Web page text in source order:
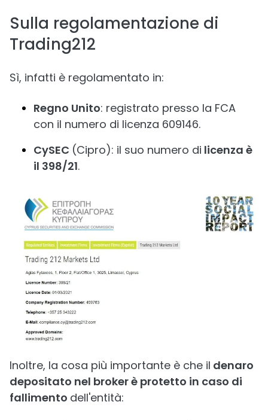
Sulla regolamentazione di
Trading212
Sì, infatti è regolamentato in:
Regno Unito: registrato presso la FCA
con il numero di licenza 609146.
CySEC (Cipro): il suo numero di licenza è
il 398/21.
Inoltre, la cosa più importante è che il denaro
depositato nel broker è protetto in caso di
fallimento dell'entità: